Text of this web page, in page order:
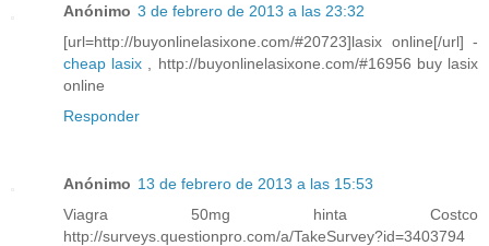
Anónimo 3 de febrero de 2013 a las 23:32
[url=http://buyonlinelasixone.com/#20723]lasix online[/url] -
cheap lasix , http://buyonlinelasixone.com/#16956 buy lasix
online
Responder
Anónimo 13 de febrero de 2013 a las 15:53
Viagra 50mg hinta Costco
http://surveys.questionpro.com/a/TakeSurvey?id=3403794